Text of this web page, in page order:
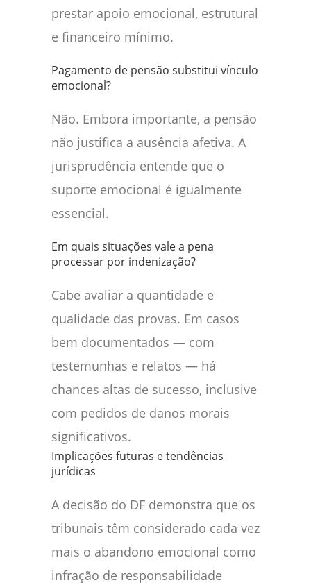
prestar apoio emocional, estrutural
e financeiro mínimo.
Pagamento de pensão substitui vínculo
emocional?
Não. Embora importante, a pensão
não justifica a ausência afetiva. A
jurisprudência entende que o
suporte emocional é igualmente
essencial.
Em quais situações vale a pena
processar por indenização?
Cabe avaliar a quantidade e
qualidade das provas. Em casos
bem documentados — com
testemunhas e relatos — há
chances altas de sucesso, inclusive
com pedidos de danos morais
significativos.
Implicações futuras e tendências
jurídicas
A decisão do DF demonstra que os
tribunais têm considerado cada vez
mais o abandono emocional como
infração de responsabilidade